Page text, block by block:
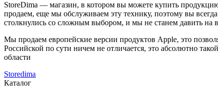
StoreDima — магазин, в котором вы можете купить
продаем, еще мы обслуживаем эту технику, поэтому вы
столкнулись со сложным выбором, и мы не станем давить на
Мы продаем европейские версии продуктов Apple, это
Российской по сути ничем не отличается, это абсолютно
области
Storedima
Каталог